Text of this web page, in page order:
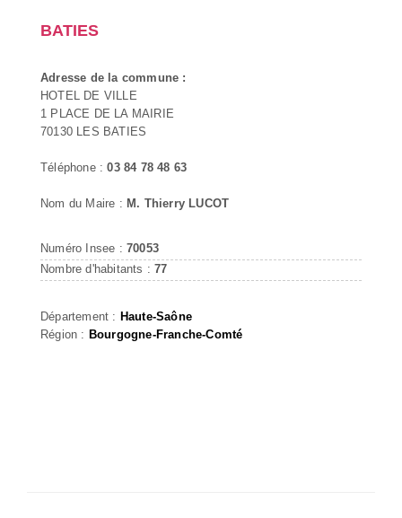
BATIES
Adresse de la commune :
HOTEL DE VILLE
1 PLACE DE LA MAIRIE
70130 LES BATIES
Téléphone :03 84 78 48 63
Nom du Maire : M. Thierry LUCOT
Numéro Insee : 70053
Nombre d'habitants :77
Département : Haute-Saône
Région : Bourgogne-Franche-Comté